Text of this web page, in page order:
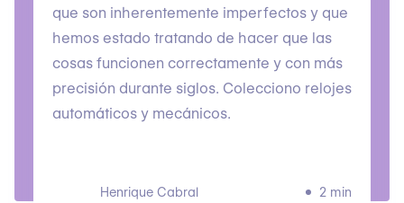
que son inherentemente imperfectos y que
hemos estado tratando de hacer que las
cosas funcionen correctamente y con más
precisión durante siglos. Colecciono relojes
automáticos y mecánicos.
Henrique Cabral 2 min